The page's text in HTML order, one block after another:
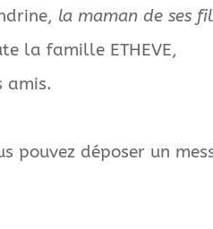
la maman de ses
la famille ETHEVE,
amis.
pouvez déposer un